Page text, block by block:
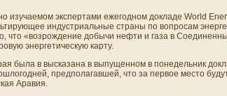
изучаемом экспертами ежегодном докладе World
индустриальные страны по вопросам
что «возрождени­е добычи нефти и газа в
энергетическую карту.
была в высказана в выпущенном в понедельни­к
предполагавшей, что за первое место
Аравия.